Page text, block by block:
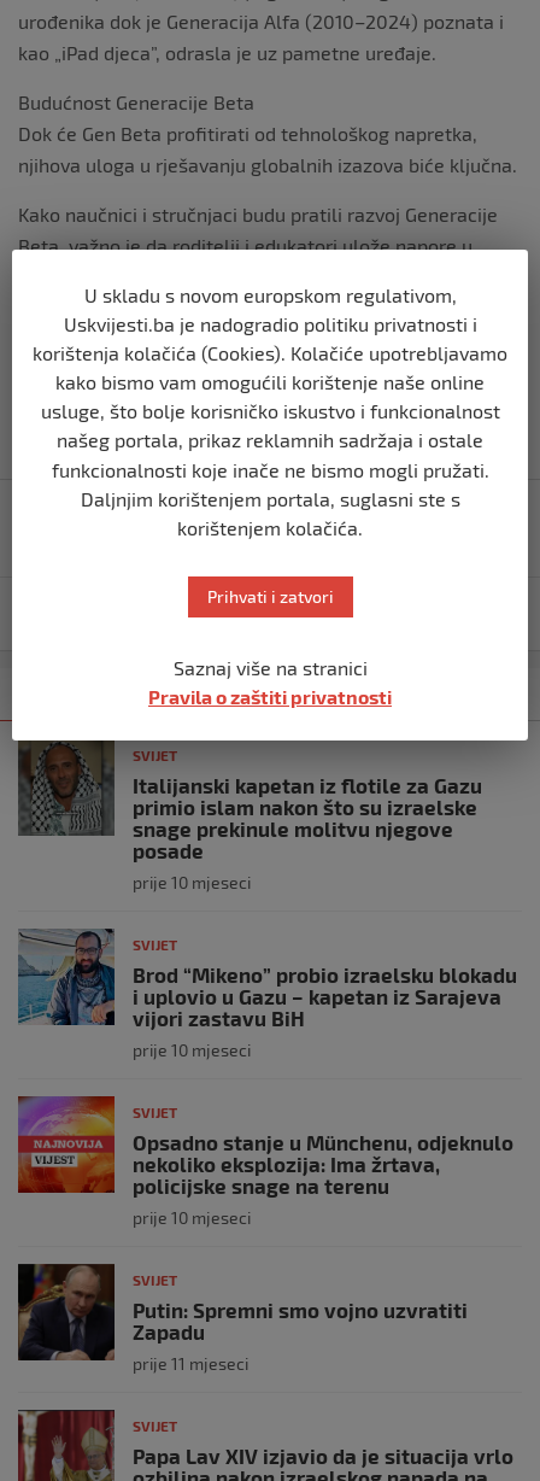
urođenika dok je Generacija Alfa (2010–2024) poznata i
kao „iPad djeca”, odrasla je uz pametne uređaje.
Budućnost Generacije Beta
Dok će Gen Beta profitirati od tehnološkog napretka,
njihova uloga u rješavanju globalnih izazova biće ključna.
Kako naučnici i stručnjaci budu pratili razvoj Generacije
Beta, važno je da roditelji i edukatori ulože napore u
održivim vrijednostima, prenosiVoA.
Izvor vijesti:haber.ba
Navigacija
Vojni komandant otkriva: Evo šta je razlog
intenziviranja operacija otpora u sjevernoj Gazi
Nova uzbuna: Los Angelesu prijeti razorna katastrofa
Najnovije
SVIJET
Italijanski kapetan iz flotile za Gazu
primio islam nakon što su izraelske
snage prekinule molitvu njegove
posade
prije 10 mjeseci
SVIJET
Brod “Mikeno” probio izraelsku blokadu
i uplovio u Gazu – kapetan iz Sarajeva
vijori zastavu BiH
prije 10 mjeseci
SVIJET
Opsadno stanje u Münchenu, odjeknulo
nekoliko eksplozija: Ima žrtava,
policijske snage na terenu
prije 10 mjeseci
SVIJET
Putin: Spremni smo vojno uzvratiti
Zapadu
prije 11 mjeseci
SVIJET
Papa Lav XIV izjavio da je situacija vrlo
U skladu s novom europskom regulativom,
Uskvijesti.ba je nadogradio politiku privatnosti i
korištenja kolačića (Cookies). Kolačiće upotrebljavamo
kako bismo vam omogućili korištenje naše online
usluge, što bolje korisničko iskustvo i funkcionalnost
našeg portala, prikaz reklamnih sadržaja i ostale
funkcionalnosti koje inače ne bismo mogli pružati.
Daljnjim korištenjem portala, suglasni ste s
korištenjem kolačića.
Prihvati i zatvori
Saznaj više na stranici
Pravila o zaštiti privatnosti